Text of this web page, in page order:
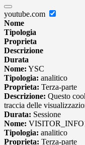
youtube.com
Nome
Tipologia
Proprieta
Descrizione
Durata
Nome: YSC
Tipologia: analitico
Proprieta: Terza-parte
Descrizione: Questo
traccia delle
Durata: Sessione
Nome:
Tipologia: analitico
Proprieta: Terza-parte